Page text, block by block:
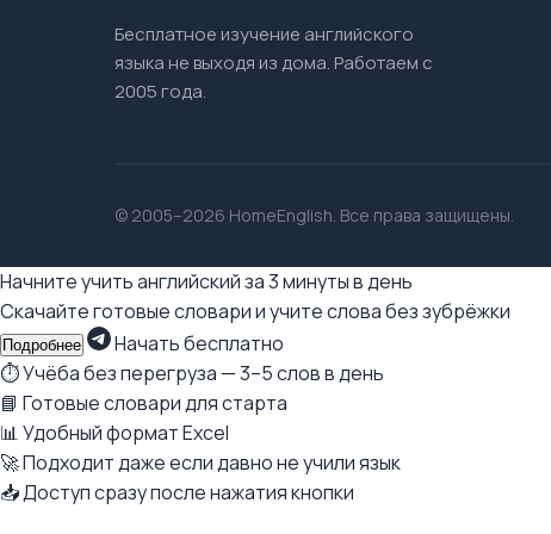
Бесплатное изучение английского
языка не выходя из дома. Работаем с
2005 года.
© 2005–2026 HomeEnglish. Все права защищены.
Начните учить английский за 3 минуты в день
Скачайте готовые словари и учите слова без зубрёжки
Подробнее
Начать бесплатно
⏱ Учёба без перегруза — 3–5 слов в день
📘 Готовые словари для старта
📊 Удобный формат Excel
🚀 Подходит даже если давно не учили язык
📥 Доступ сразу после нажатия кнопки